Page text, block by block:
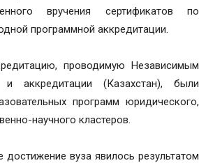
вручения сертификатов по
программной аккредитации.
проводимую Независимым
и аккредитации (Казахстан), были
программ юридического,
научного кластеров.
вуза явилось результатом